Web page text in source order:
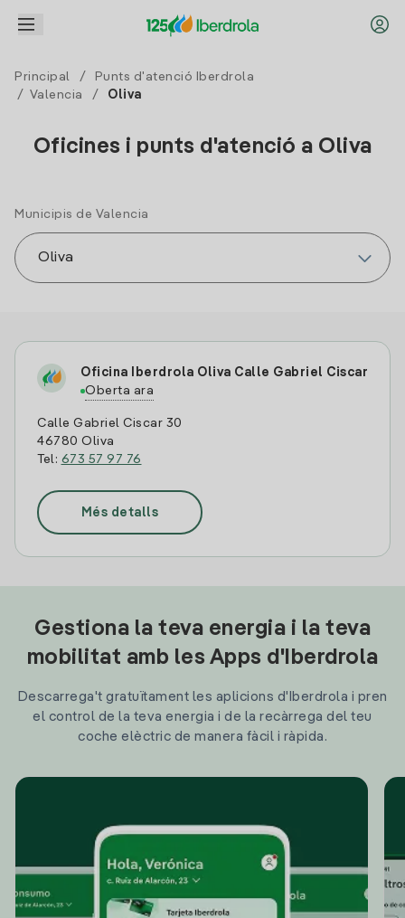
Principal /
Punts d'atenció Iberdrola
/ Valencia / Oliva
Oficines i punts d'atenció a Oliva
Municipis de Valencia
Oficina Iberdrola Oliva Calle Gabriel Ciscar
Oberta ara
Calle Gabriel Ciscar 30
46780 Oliva
Tel: 673 57 97 76
Més detalls
Gestiona la teva energia i la teva
mobilitat amb les Apps d'Iberdrola
Descarrega't gratuïtament les aplicions d'Iberdrola i pren
el control de la teva energia i de la recàrrega del teu
coche elèctric de manera fàcil i ràpida.